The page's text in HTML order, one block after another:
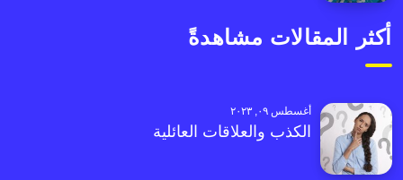
أكثر المقالات مشاهدةً
أغسطس ٠٩, ٢٠٢٣
الكذب والعلاقات العائلية